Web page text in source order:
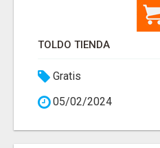
TOLDO TIENDA
Gratis
05/02/2024